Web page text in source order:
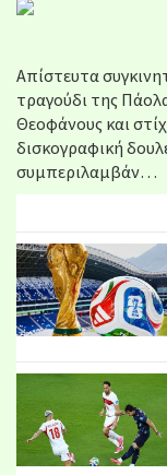
Απίστευτα
τραγούδι της
Θεοφάνους και
δισκογραφική
συμπεριλαμβάν…